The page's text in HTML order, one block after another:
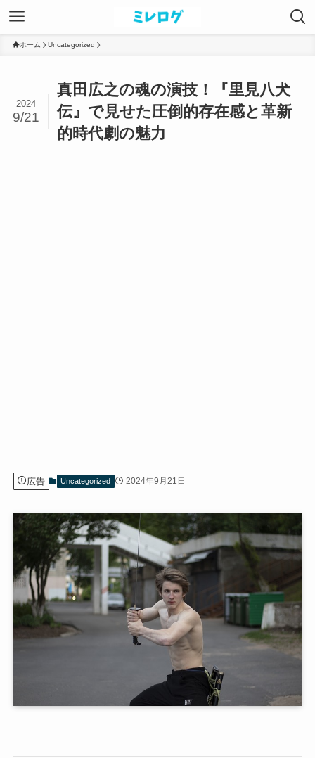
ホーム Uncategorized
真田広之の魂の演技！『里見八犬
伝』で見せた圧倒的存在感と革新
的時代劇の魅力
2024
9/21
広告 Uncategorized 2024年9月21日